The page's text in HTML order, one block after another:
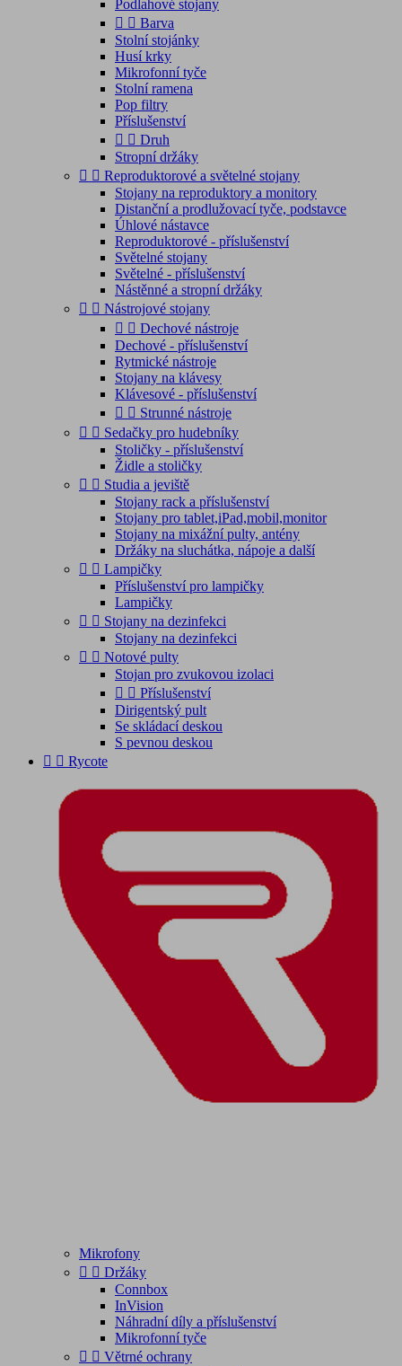
Podlahové stojany
  Barva
Stolní stojánky
Husí krky
Mikrofonní tyče
Stolní ramena
Pop filtry
Příslušenství
  Druh
Stropní držáky
  Reproduktorové a světelné stojany
Stojany na reproduktory a monitory
Distanční a prodlužovací tyče, podstavce
Úhlové nástavce
Reproduktorové - příslušenství
Světelné stojany
Světelné - příslušenství
Nástěnné a stropní držáky
  Nástrojové stojany
  Dechové nástroje
Dechové - příslušenství
Rytmické nástroje
Stojany na klávesy
Klávesové - příslušenství
  Strunné nástroje
  Sedačky pro hudebníky
Stoličky - příslušenství
Židle a stoličky
  Studia a jeviště
Stojany rack a příslušenství
Stojany pro tablet,iPad,mobil,monitor
Stojany na mixážní pulty, antény
Držáky na sluchátka, nápoje a další
  Lampičky
Příslušenství pro lampičky
Lampičky
  Stojany na dezinfekci
Stojany na dezinfekci
  Notové pulty
Stojan pro zvukovou izolaci
  Příslušenství
Dirigentský pult
Se skládací deskou
S pevnou deskou
  Rycote
Mikrofony
  Držáky
Connbox
InVision
Náhradní díly a příslušenství
Mikrofonní tyče
  Větrné ochrany